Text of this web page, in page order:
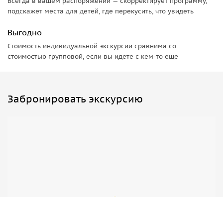
подскажет места для детей, где перекусить, что увидеть
Выгодно
Стоимость индивидуальной экскурсии сравнима со
стоимостью групповой, если вы идете с кем-то еще
Забронировать экскурсию